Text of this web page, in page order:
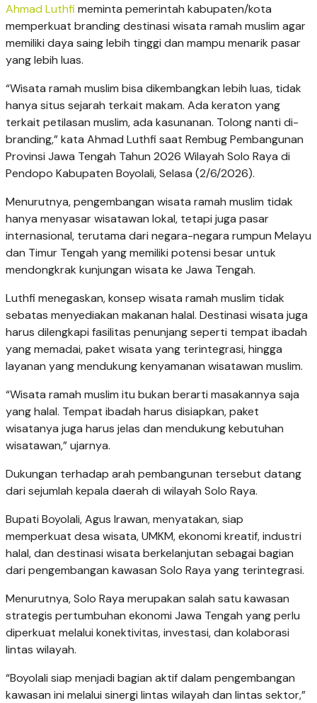
Ahmad Luthfi meminta pemerintah kabupaten/kota
memperkuat branding destinasi wisata ramah muslim agar
memiliki daya saing lebih tinggi dan mampu menarik pasar
yang lebih luas.
“Wisata ramah muslim bisa dikembangkan lebih luas, tidak
hanya situs sejarah terkait makam. Ada keraton yang
terkait petilasan muslim, ada kasunanan. Tolong nanti di-
branding,” kata Ahmad Luthfi saat Rembug Pembangunan
Provinsi Jawa Tengah Tahun 2026 Wilayah Solo Raya di
Pendopo Kabupaten Boyolali, Selasa (2/6/2026).
Menurutnya, pengembangan wisata ramah muslim tidak
hanya menyasar wisatawan lokal, tetapi juga pasar
internasional, terutama dari negara-negara rumpun Melayu
dan Timur Tengah yang memiliki potensi besar untuk
mendongkrak kunjungan wisata ke Jawa Tengah.
Luthfi menegaskan, konsep wisata ramah muslim tidak
sebatas menyediakan makanan halal. Destinasi wisata juga
harus dilengkapi fasilitas penunjang seperti tempat ibadah
yang memadai, paket wisata yang terintegrasi, hingga
layanan yang mendukung kenyamanan wisatawan muslim.
“Wisata ramah muslim itu bukan berarti masakannya saja
yang halal. Tempat ibadah harus disiapkan, paket
wisatanya juga harus jelas dan mendukung kebutuhan
wisatawan,” ujarnya.
Dukungan terhadap arah pembangunan tersebut datang
dari sejumlah kepala daerah di wilayah Solo Raya.
Bupati Boyolali, Agus Irawan, menyatakan, siap
memperkuat desa wisata, UMKM, ekonomi kreatif, industri
halal, dan destinasi wisata berkelanjutan sebagai bagian
dari pengembangan kawasan Solo Raya yang terintegrasi.
Menurutnya, Solo Raya merupakan salah satu kawasan
strategis pertumbuhan ekonomi Jawa Tengah yang perlu
diperkuat melalui konektivitas, investasi, dan kolaborasi
lintas wilayah.
“Boyolali siap menjadi bagian aktif dalam pengembangan
kawasan ini melalui sinergi lintas wilayah dan lintas sektor,”